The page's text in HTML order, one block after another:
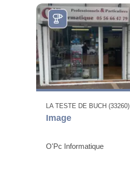
LA TESTE DE BUCH (33260)
Image
O'Pc Informatique